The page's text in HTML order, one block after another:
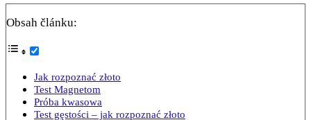
Obsah článku:
Jak rozpoznać złoto
Test Magnetom
Próba kwasowa
Test gęstości – jak rozpoznać złoto